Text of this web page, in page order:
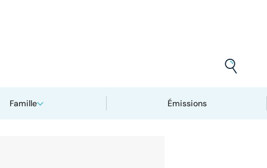
Famille Émissions